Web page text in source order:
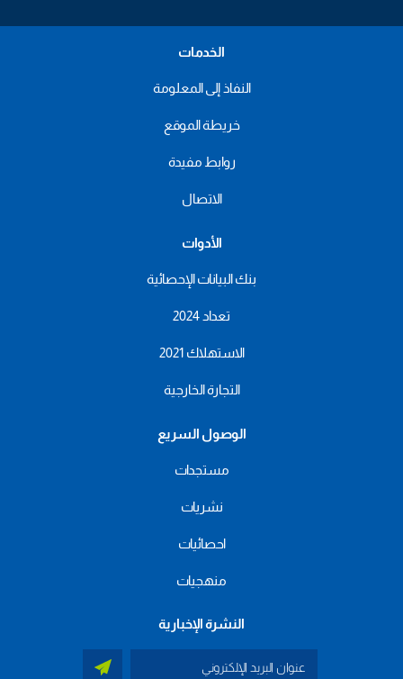
الخدمات
النفاذ إلى المعلومة
خريطة الموقع
روابط مفيدة
الاتصال
الأدوات
بنك البيانات الإحصائية
تعداد 2024
الاستهلاك 2021
التجارة الخارجية
الوصول السريع
مستجدات
نشريات
احصائيات
منهجيات
النشرة الإخبارية